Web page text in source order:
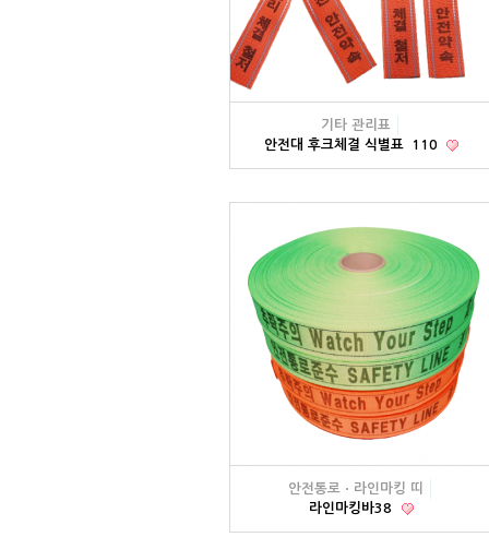
기타 관리표
안전대 후크체결 식별표
110
안전통로ㆍ라인마킹 띠
라인마킹바38